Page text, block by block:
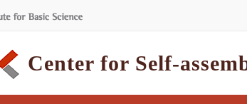
Center for Self-